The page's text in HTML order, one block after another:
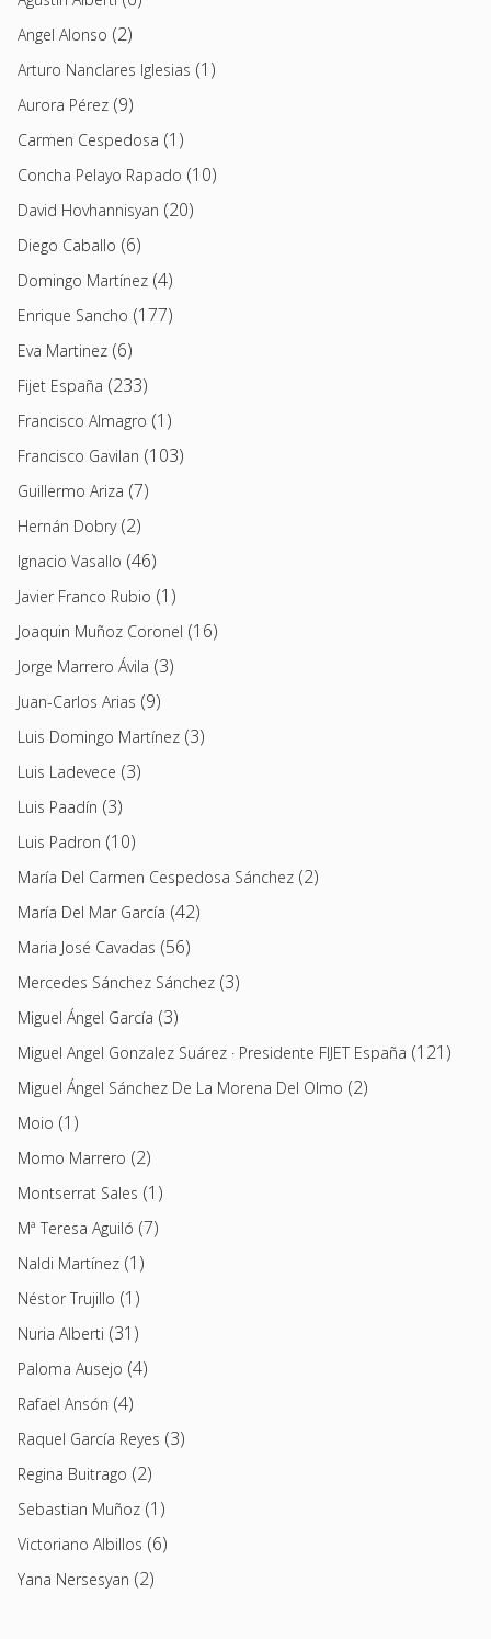
Angel Alonso (2)
Arturo Nanclares Iglesias (1)
Aurora Pérez (9)
Carmen Cespedosa (1)
Concha Pelayo Rapado (10)
David Hovhannisyan (20)
Diego Caballo (6)
Domingo Martínez (4)
Enrique Sancho (177)
Eva Martinez (6)
Fijet España (233)
Francisco Almagro (1)
Francisco Gavilan (103)
Guillermo Ariza (7)
Hernán Dobry(2)
Ignacio Vasallo (46)
Javier Franco Rubio (1)
Joaquin Muñoz Coronel (16)
Jorge Marrero Ávila (3)
Juan-Carlos Arias (9)
Luis Domingo Martínez (3)
Luis Ladevece (3)
Luis Paadín (3)
Luis Padron (10)
María Del Carmen Cespedosa Sánchez (2)
María Del Mar García (42)
Maria José Cavadas (56)
Mercedes Sánchez Sánchez (3)
Miguel Ángel García (3)
Miguel Angel Gonzalez Suárez · Presidente FIJET España (121)
Miguel Ángel Sánchez De La Morena Del Olmo (2)
Moio (1)
Momo Marrero (2)
Montserrat Sales (1)
Mª Teresa Aguiló (7)
Naldi Martínez (1)
Néstor Trujillo (1)
Nuria Alberti (31)
Paloma Ausejo (4)
Rafael Ansón (4)
Raquel García Reyes (3)
Regina Buitrago (2)
Sebastian Muñoz (1)
Victoriano Albillos (6)
Yana Nersesyan (2)